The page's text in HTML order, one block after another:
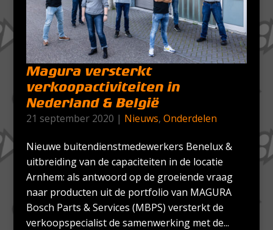
Magura versterkt
verkoopactiviteiten in
Nederland & België
21 september 2020 | Nieuws, Onderdelen
Nieuwe buitendienstmedewerkers Benelux &
uitbreiding van de capaciteiten in de locatie
Arnhem: als antwoord op de groeiende vraag
naar producten uit de portfolio van MAGURA
Bosch Parts & Services (MBPS) versterkt de
verkoopspecialist de samenwerking met de...